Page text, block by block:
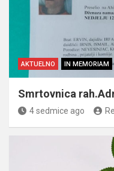
AKTUELNO IN MEMORIAM
Smrtovnica
4 sedmice ago